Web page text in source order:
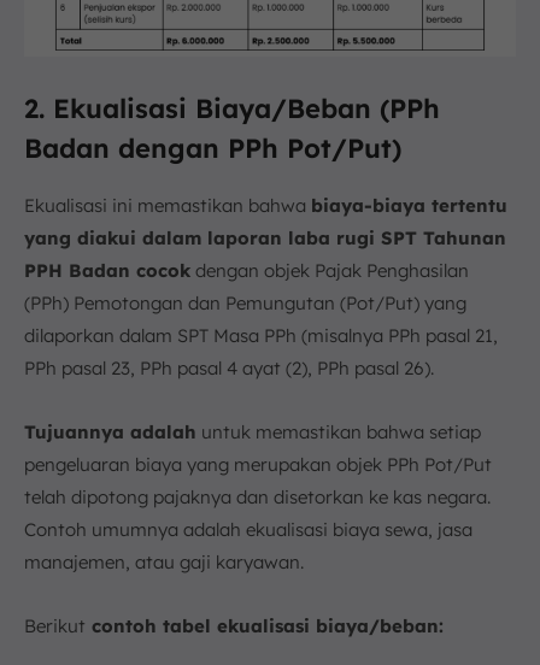
2. Ekualisasi Biaya/Beban (PPh
Badan dengan PPh Pot/Put)
Ekualisasi ini memastikan bahwa biaya-biaya tertentu
yang diakui dalam laporan laba rugi SPT Tahunan
PPH Badan cocok dengan objek Pajak Penghasilan
(PPh) Pemotongan dan Pemungutan (Pot/Put) yang
dilaporkan dalam SPT Masa PPh (misalnya PPh pasal 21,
PPh pasal 23, PPh pasal 4 ayat (2), PPh pasal 26).
Tujuannya adalah untuk memastikan bahwa setiap
pengeluaran biaya yang merupakan objek PPh Pot/Put
telah dipotong pajaknya dan disetorkan ke kas negara.
Contoh umumnya adalah ekualisasi biaya sewa, jasa
manajemen, atau gaji karyawan.
Berikut contoh tabel ekualisasi biaya/beban: